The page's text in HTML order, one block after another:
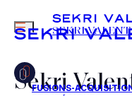
MENU SEKRI
Sekri